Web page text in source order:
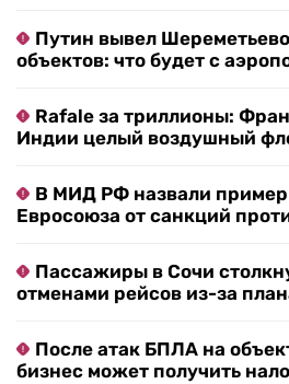
Путин вывел
объектов: что будет с
Rafale за триллионы:
Индии целый воздушный
В МИД РФ назвали
Евросоюза от санкций
Пассажиры в Сочи
отменами рейсов из-за
После атак БПЛА на
бизнес может получить